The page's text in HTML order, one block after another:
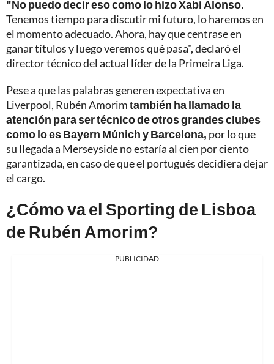
"No puedo decir eso como lo hizo Xabi Alonso.
Tenemos tiempo para discutir mi futuro, lo haremos en
el momento adecuado. Ahora, hay que centrase en
ganar títulos y luego veremos qué pasa", declaró el
director técnico del actual líder de la Primeira Liga.
Pese a que las palabras generen expectativa en
Liverpool, Rubén Amorimtambién ha llamado la
atención para ser técnico de otros grandes clubes
como lo es Bayern Múnich y Barcelona, por lo que
su llegada a Merseyside no estaría al cien por ciento
garantizada, en caso de que el portugués decidiera dejar
el cargo.
¿Cómo va el Sporting de Lisboa
de Rubén Amorim?
PUBLICIDAD